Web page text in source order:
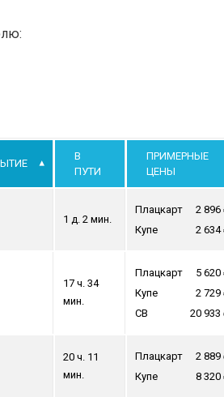
В
ПУТИ
ПРИМЕРНЫЕ
ЦЕНЫ
1 д. 2 мин.
Плацкарт
2 896
Купе
2 634
17 ч. 34
мин.
Плацкарт
5 620
Купе
2 729
СВ
20 933
20 ч. 11
мин.
Плацкарт
2 889
Купе
8 320